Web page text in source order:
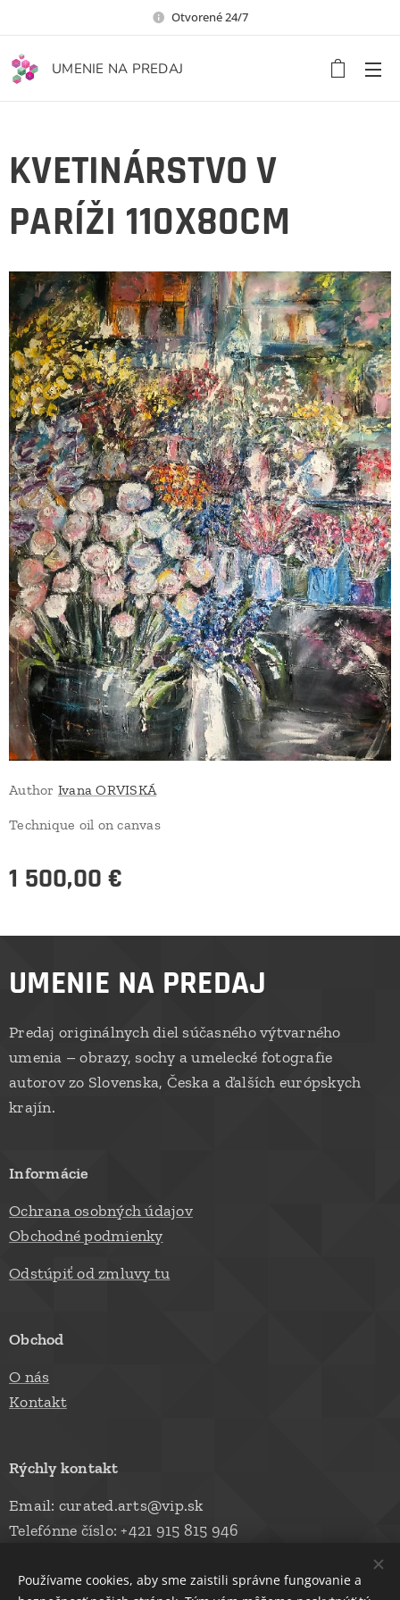
Otvorené 24/7
UMENIE NA PREDAJ
KVETINÁRSTVO V
PARÍŽI 110X80CM
Author Ivana ORVISKÁ
Technique oil on canvas
1 500,00 €
UMENIE NA PREDAJ
Predaj originálnych diel súčasného výtvarného
umenia – obrazy, sochy a umelecké fotografie
autorov zo Slovenska, Česka a ďalších európskych
krajín.
Informácie
Ochrana osobných údajov
Obchodné podmienky
Odstúpiť od zmluvy tu
Obchod
O nás
Kontakt
Rýchly kontakt
Email: curated.arts@vip.sk
Telefónne číslo: +421 915 815 946
Používame cookies, aby sme zaistili správne fungovanie a